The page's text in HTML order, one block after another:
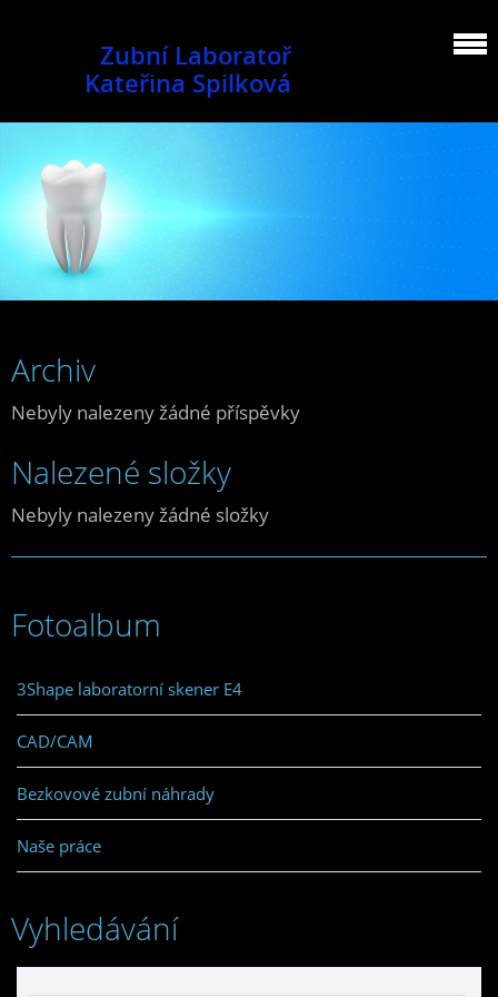
Zubní Laboratoř
Kateřina Spilková
Archiv
Nebyly nalezeny žádné příspěvky
Nalezené složky
Nebyly nalezeny žádné složky
Fotoalbum
3Shape laboratorní skener E4
CAD/CAM
Bezkovové zubní náhrady
Naše práce
Vyhledávání